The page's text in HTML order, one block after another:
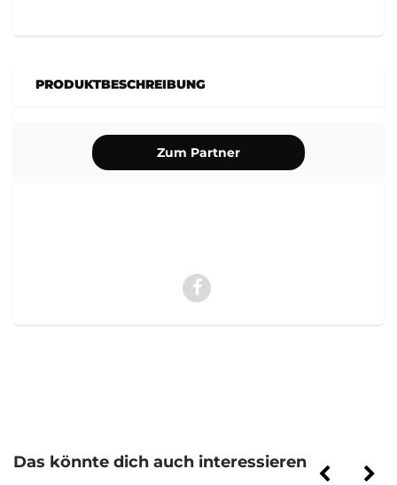
PRODUKTBESCHREIBUNG
Zum Partner
Das könnte dich auch interessieren